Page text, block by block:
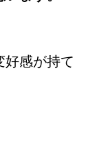
好感が持て